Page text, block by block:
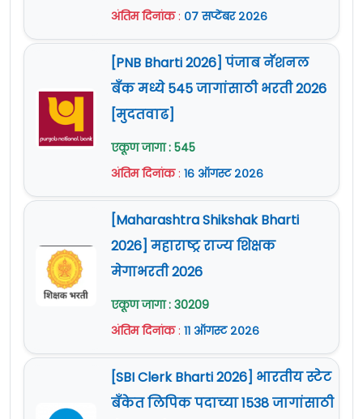
अंतिम दिनांक: ०७ सप्टेंबर २०२६
[PNB Bharti 2026] पंजाब नॅशनल
बँक मध्ये 545 जागांसाठी भरती 2026
[मुदतवाढ]
एकूण जागा : 545
अंतिम दिनांक: १६ ऑगस्ट २०२६
[Maharashtra Shikshak Bharti
2026] महाराष्ट्र राज्य शिक्षक
मेगाभरती 2026
एकूण जागा : 30209
अंतिम दिनांक: ११ ऑगस्ट २०२६
[SBI Clerk Bharti 2026] भारतीय स्टेट
बँकेत लिपिक पदाच्या 1538 जागांसाठी